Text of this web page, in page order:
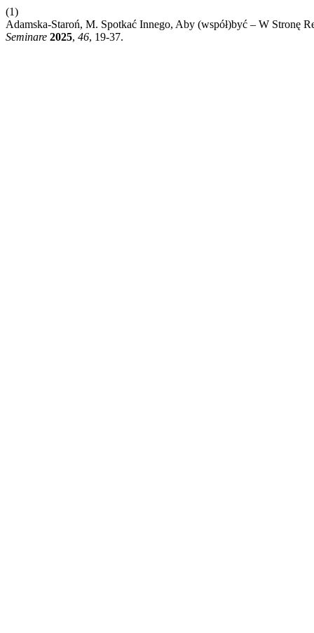
(1)
Adamska-Staroń, M. Spotkać Innego, Aby (współ)być – W Stronę
Seminare 2025, 46, 19-37.